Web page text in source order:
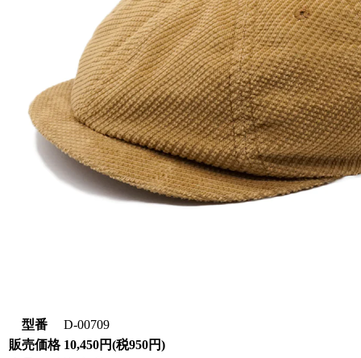
型番
D-00709
販売価格 10,450円(税950円)